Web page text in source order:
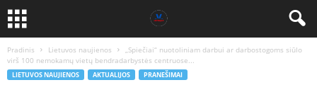
Pradinis Lietuvos naujienos
„Spiečiai“ nuotoliniam darbui ar darbostogoms siūlo
virš 100 nemokamų vietų bendradarbystės centruose...
LIETUVOS NAUJIENOS AKTUALIJOS PRANEŠIMAI